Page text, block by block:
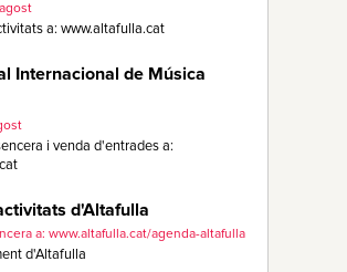
a: www.altafulla.cat
Internacional de Música
i venda d'entrades a:
d'Altafulla
a: www.altafulla.cat/agenda-altafulla
d'Altafulla